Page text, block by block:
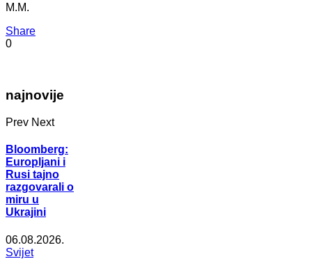
M.M.
Share
0
najnovije
Prev Next
Bloomberg:
Europljani i
Rusi tajno
razgovarali o
miru u
Ukrajini
06.08.2026.
Svijet